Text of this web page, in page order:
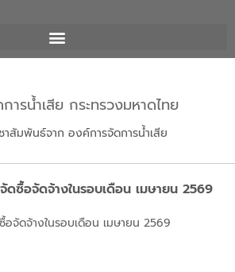
ารน้ำเสีย กระทรวงมหาดไทย
าสัมพันธ์จาก องค์การจัดการน้ำเสีย
ดซื้อจัดจ้างในรอบเดือน เมษายน 2569
อจัดจ้างในรอบเดือน เมษายน 2569